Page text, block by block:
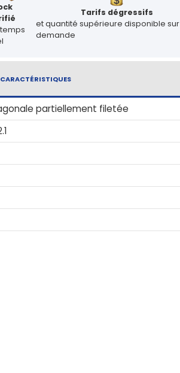
Tarifs dégressifs
et quantité supérieure disponible sur
demande
CARACTÉRISTIQUES
partiellement filetée